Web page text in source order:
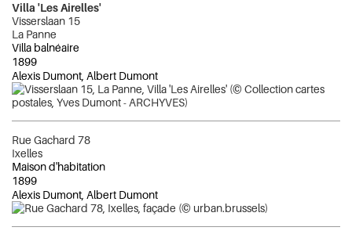
Villa 'Les Airelles'
Visserslaan 15
La Panne
Villa balnéaire
1899
Alexis Dumont, Albert Dumont
Rue Gachard 78
Ixelles
Maison d'habitation
1899
Alexis Dumont, Albert Dumont